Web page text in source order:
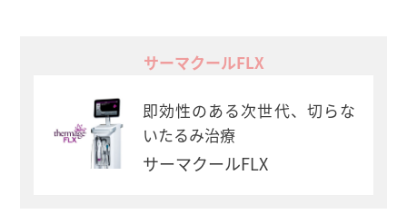
サーマクールFLX
即効性のある次世代、切らな
いたるみ治療
サーマクールFLX